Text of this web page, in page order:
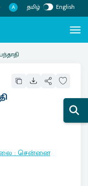
A தமிழ் English
:சென்னை